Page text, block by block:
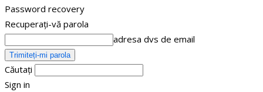
Password recovery
Recuperați-vă parola
adresa dvs de email
Căutați
Sign in